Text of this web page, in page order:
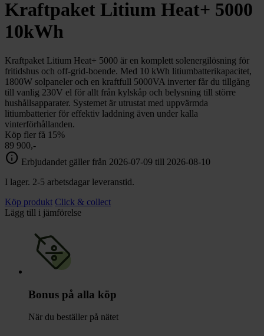
Toalett
Grill & Fritid chevron_right
Lacanche
Kraftpaket Litium Heat+ 5000
10kWh
Kraftpaket Litium Heat+ 5000 är en komplett solenergilösning för
fritidshus och off-grid-boende. Med 10 kWh litiumbatterikapacitet,
1800W solpaneler och en kraftfull 5000VA inverter får du tillgång
till vanlig 230V el för allt från kylskåp och belysning till större
hushållsapparater. Systemet är utrustat med uppvärmda
litiumbatterier för effektiv laddning även under kalla
vinterförhållanden.
Köp fler få 15%
89 900,-
info Erbjudandet gäller från 2026-07-09 till 2026-08-10
I lager. 2-5 arbetsdagar leveranstid.
Köp produkt Click & collect
Lägg till i jämförelse
Bonus på alla köp
När du beställer på nätet